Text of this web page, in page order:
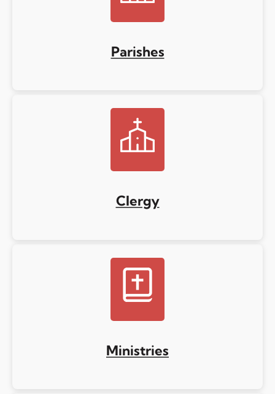
Parishes
Clergy
Ministries